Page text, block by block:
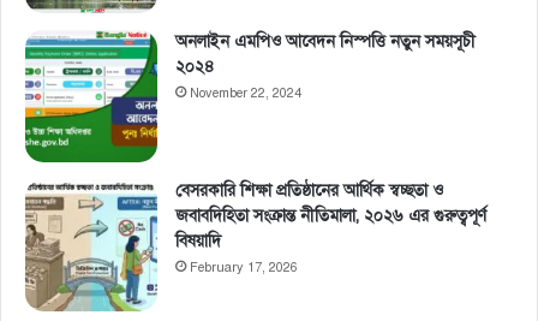
অনলাইন এমপিও আবেদন নিস্পত্তি নতুন সময়সূচী
২০২৪
November 22, 2024
বেসরকারি শিক্ষা প্রতিষ্ঠানের আর্থিক স্বচ্ছতা ও
জবাবদিহিতা সংক্রান্ত নীতিমালা, ২০২৬ এর গুরুত্বপূর্ণ
বিষয়াদি
February 17, 2026